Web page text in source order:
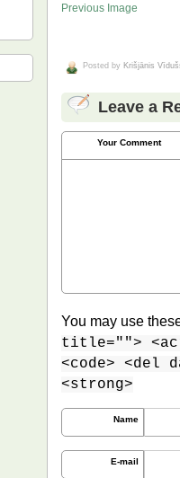
Previous Image
Posted by Krišjānis
Leave a
Your Comment
You may use
title="">
<code> <del
<strong>
Name
E-mail